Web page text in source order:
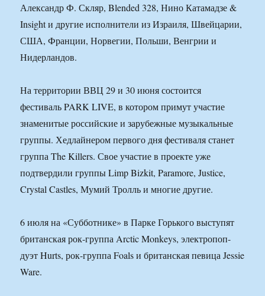
Александр Ф. Скляр, Blended 328, Нино Катамадзе &
Insight и другие исполнители из Израиля, Швейцарии,
США, Франции, Норвегии, Польши, Венгрии и
Нидерландов.
На территории ВВЦ 29 и 30 июня состоится
фестиваль PARK LIVE, в котором примут участие
знаменитые российские и зарубежные музыкальные
группы. Хедлайнером первого дня фестиваля станет
группа The Killers. Свое участие в проекте уже
подтвердили группы Limp Bizkit, Paramore, Justice,
Crystal Castles, Мумий Тролль и многие другие.
6 июля на «Субботнике» в Парке Горького выступят
британская рок-группа Arctic Monkeys, электропоп-
дуэт Hurts, рок-группа Foals и британская певица Jessie
Ware.